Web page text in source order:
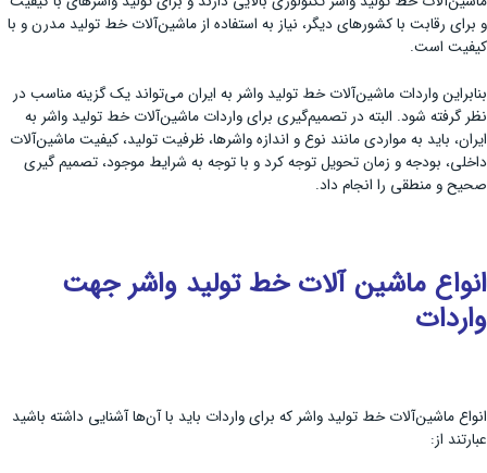
و برای رقابت با کشورهای دیگر، نیاز به استفاده از ماشین‌آلات خط تولید مدرن و با
کیفیت است.
بنابراین واردات ماشین‌آلات خط تولید واشر به ایران می‌تواند یک گزینه مناسب در
نظر گرفته شود. البته در تصمیم‌گیری برای واردات ماشین‌آلات خط تولید واشر به
ایران، باید به مواردی مانند نوع و اندازه واشرها، ظرفیت تولید، کیفیت ماشین‌آلات
داخلی، بودجه و زمان تحویل توجه کرد و با توجه به شرایط موجود، تصمیم گیری
صحیح و منطقی را انجام داد.
انواع ماشین آلات خط تولید واشر جهت
واردات
انواع ماشین‌آلات خط تولید واشر که برای واردات باید با آن‌ها آشنایی داشته باشید
عبارتند از: